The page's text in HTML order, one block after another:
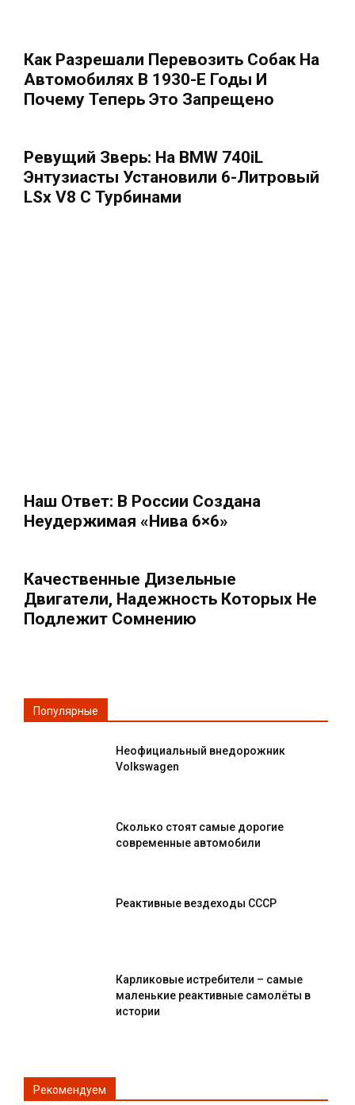
Как Разрешали Перевозить Собак На
Автомобилях В 1930-Е Годы И
Почему Теперь Это Запрещено
Ревущий Зверь: На BMW 740iL
Энтузиасты Установили 6-Литровый
LSx V8 С Турбинами
Наш Ответ: В России Создана
Неудержимая «Нива 6×6»
Качественные Дизельные
Двигатели, Надежность Которых Не
Подлежит Сомнению
Популярные
Неофициальный внедорожник
Volkswagen
Сколько стоят самые дорогие
современные автомобили
Реактивные вездеходы СССР
Карликовые истребители – самые
маленькие реактивные самолёты в
истории
Рекомендуем